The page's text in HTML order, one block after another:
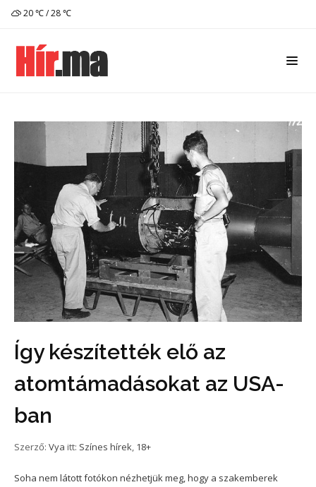
20 ℃ / 28 ℃
Így készítették elő az
atomtámadásokat az USA-
ban
Szerző: Vya itt: Színes hírek 18+
Soha nem látott fotókon nézhetjük meg, hogy a szakemberek